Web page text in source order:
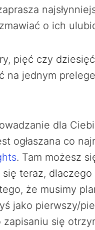
o ich
pięć czy
na jednym
dla
ogłaszana co
. Tam możesz
teraz,
że musimy
jako pierwszy/
zapisaniu się